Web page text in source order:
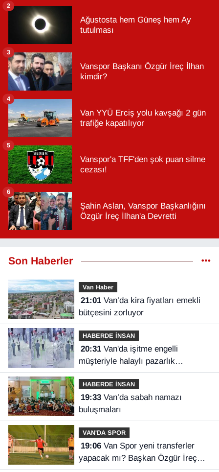
Ağustosta hem Güneş hem Ay
tutulması
2
Vanspor Başkanı Özgür İreç İlhan
kimdir?
3
Van YYÜ Erciş yolu kavşağı 2 gün
trafiğe kapatılıyor
4
Vanspor'a TFF'den şok puan silme
cezası!
5
Şahin Aslan, Vanspor Başkanlığını
Özgür İreç İlhan'a Devretti
6
Son Haberler
Van Haber
21:01Van’da kira fiyatları emekli
bütçesini zorluyor
HABERDE İNSAN
20:31Van'da işitme engelli
müşteriyle halaylı pazarlık
gülümsetti
HABERDE İNSAN
19:33Van’da sabah namazı
buluşmaları
VAN'DA SPOR
19:06Van Spor yeni transferler
yapacak mı? Başkan Özgür İreç